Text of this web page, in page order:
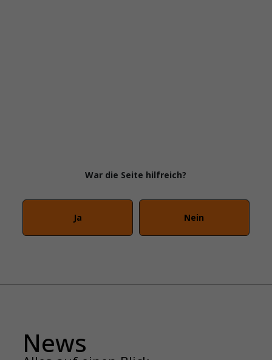
War die Seite hilfreich?
Ja Nein
News